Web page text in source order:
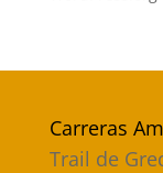
Carreras
Trail de